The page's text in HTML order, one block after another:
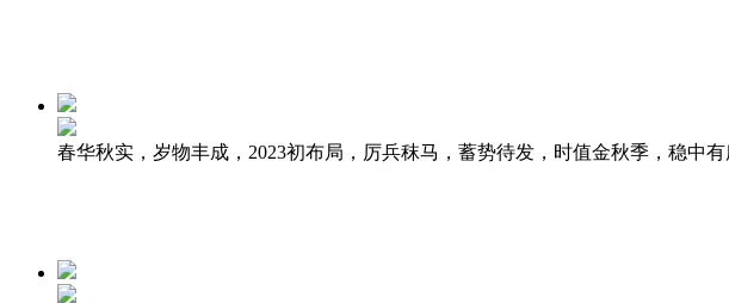
春华秋实，岁物丰成，2023初布局，厉兵秣马，蓄势待发，时值金秋季，稳中有